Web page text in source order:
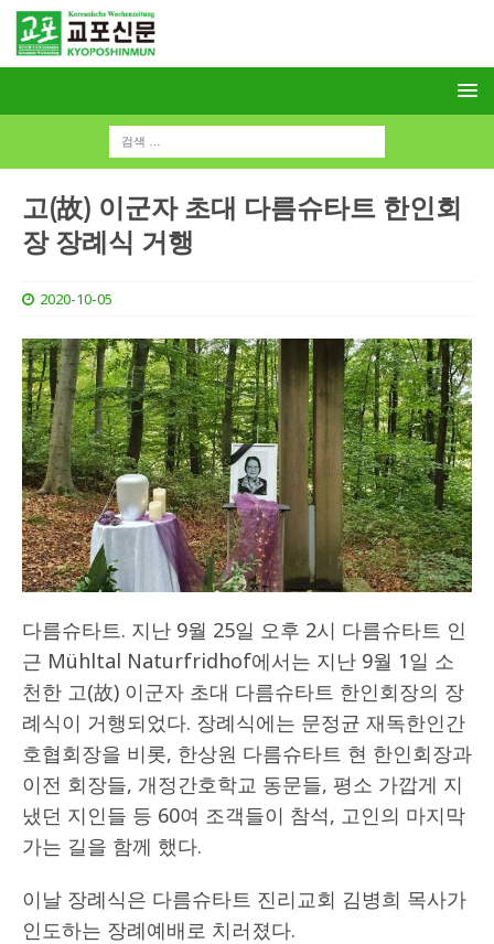
고(故) 이군자 초대 다름슈타트 한인회
장 장례식 거행
2020-10-05
다름슈타트. 지난 9월 25일 오후 2시 다름슈타트 인
근 Mühltal Naturfridhof에서는 지난 9월 1일 소
천한 고(故) 이군자 초대 다름슈타트 한인회장의 장
례식이 거행되었다. 장례식에는 문정균 재독한인간
호협회장을 비롯, 한상원 다름슈타트 현 한인회장과
이전 회장들, 개정간호학교 동문들, 평소 가깝게 지
냈던 지인들 등 60여 조객들이 참석, 고인의 마지막
가는 길을 함께 했다.
이날 장례식은 다름슈타트 진리교회 김병희 목사가
인도하는 장례예배로 치러졌다.